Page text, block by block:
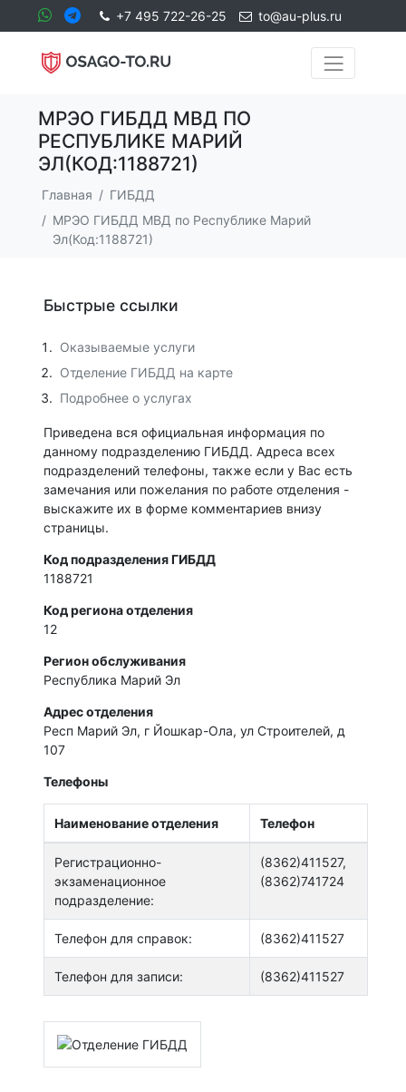
+7 495 722-26-25 to@au-plus.ru
МРЭО ГИБДД МВД ПО
РЕСПУБЛИКЕ МАРИЙ
ЭЛ(КОД:1188721)
Главная
ГИБДД
МРЭО ГИБДД МВД по Республике Марий
Эл(Код:1188721)
Быстрые ссылки
Оказываемые услуги
Отделение ГИБДД на карте
Подробнее о услугах
Приведена вся официальная информация по
данному подразделению ГИБДД. Адреса всех
подразделений телефоны, также если у Вас есть
замечания или пожелания по работе отделения -
выскажите их в форме комментариев внизу
страницы.
Код подразделения ГИБДД
1188721
Код региона отделения
12
Регион обслуживания
Республика Марий Эл
Адрес отделения
Респ Марий Эл, г Йошкар-Ола, ул Строителей, д
107
Телефоны
Наименование отделения Телефон
Регистрационно-
экзаменационное
подразделение:
(8362)411527,
(8362)741724
Телефон для справок: (8362)411527
Телефон для записи: (8362)411527